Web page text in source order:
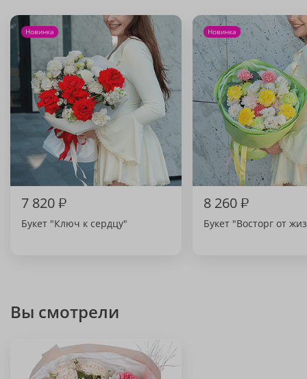
Новинка
7 820₽
Букет "Ключ к сердцу"
Новинка
8 260₽
Букет "Восторг от
Вы смотрели